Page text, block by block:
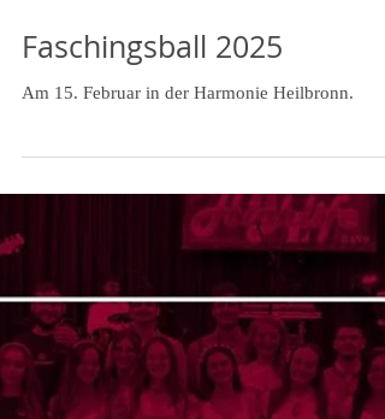
Faschingsball 2025
Am 15. Februar in der Harmonie Heilbronn.